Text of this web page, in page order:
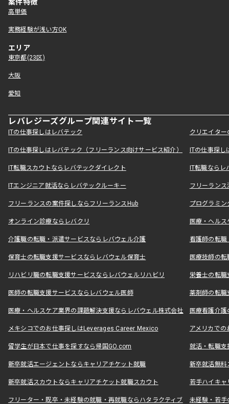
案件特徴
高単価
実務経験が浅い方OK
エリア
東京都(23区)
大阪
愛知
レバレジーズグループ関連サイト一覧
ITの仕事探しはレバテック クリエイタ
ITの仕事探しはレバテック（フリーランス向けサービス紹介） ITの仕事探
IT転職スカウトならレバテックダイレクト IT転職なら
ITエンジニア就活ならレバテックルーキー フリーラン
フリーランスの案件探しならフリーランスHub プログラミ
オンライン診療ならレバクリ 医療・ヘル
介護職の転職・派遣サービスならレバウェル介護 看護師の転
保育士の転職支援サービスならレバウェル保育士 医療技師の
リハビリ職の転職支援サービスならレバウェルリハビリ 栄養士の転
医師の転職支援サービスならレバウェル医師 薬剤師の転
医療・ヘルスケア業界の課題解決支援ならレバウェル株式会社 医療看護介
メキシコでのお仕事探しはLeverages Career Mexico アメリカで
留学生が日本で仕事を探すなら帰国GO.com 就活・転職
新卒就活エージェントならキャリアチケット就職 新卒就活無料
新卒就活スカウトならキャリアチケット就職スカウト 若手ハイキ
フリーター・既卒・未経験の就職・再就職ならハタラクティブ 未経験・若手